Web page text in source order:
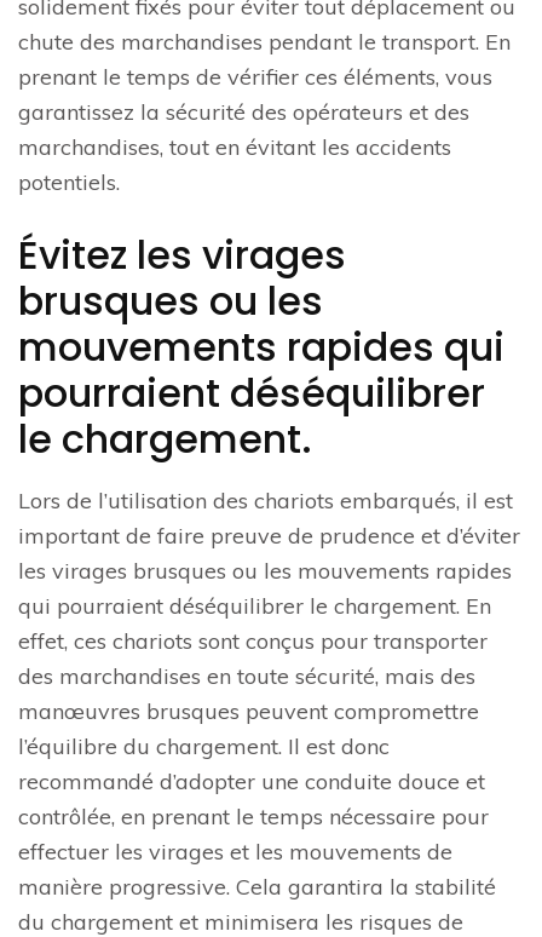
solidement fixés pour éviter tout déplacement ou
chute des marchandises pendant le transport. En
prenant le temps de vérifier ces éléments, vous
garantissez la sécurité des opérateurs et des
marchandises, tout en évitant les accidents
potentiels.
Évitez les virages
brusques ou les
mouvements rapides qui
pourraient déséquilibrer
le chargement.
Lors de l’utilisation des chariots embarqués, il est
important de faire preuve de prudence et d’éviter
les virages brusques ou les mouvements rapides
qui pourraient déséquilibrer le chargement. En
effet, ces chariots sont conçus pour transporter
des marchandises en toute sécurité, mais des
manœuvres brusques peuvent compromettre
l’équilibre du chargement. Il est donc
recommandé d’adopter une conduite douce et
contrôlée, en prenant le temps nécessaire pour
effectuer les virages et les mouvements de
manière progressive. Cela garantira la stabilité
du chargement et minimisera les risques de